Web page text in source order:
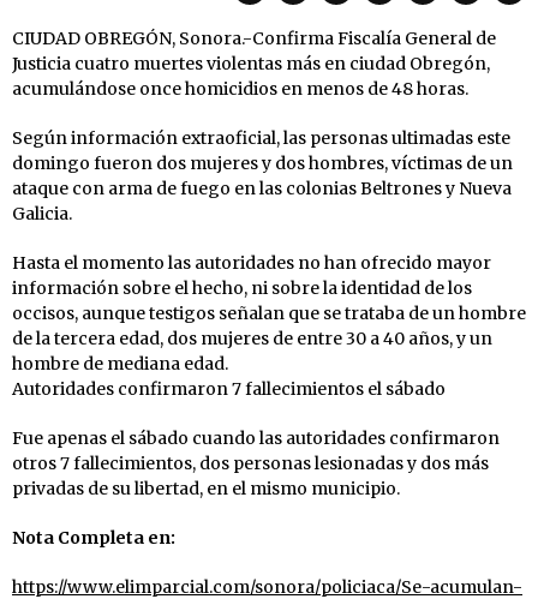
CIUDAD OBREGÓN, Sonora.-Confirma Fiscalía General de
Justicia cuatro muertes violentas más en ciudad Obregón,
acumulándose once homicidios en menos de 48 horas.
Según información extraoficial, las personas ultimadas este
domingo fueron dos mujeres y dos hombres, víctimas de un
ataque con arma de fuego en las colonias Beltrones y Nueva
Galicia.
Hasta el momento las autoridades no han ofrecido mayor
información sobre el hecho, ni sobre la identidad de los
occisos, aunque testigos señalan que se trataba de un hombre
de la tercera edad, dos mujeres de entre 30 a 40 años, y un
hombre de mediana edad.
Autoridades confirmaron 7 fallecimientos el sábado
Fue apenas el sábado cuando las autoridades confirmaron
otros 7 fallecimientos, dos personas lesionadas y dos más
privadas de su libertad, en el mismo municipio.
Nota Completa en:
https://www.elimparcial.com/sonora/policiaca/Se-acumulan-